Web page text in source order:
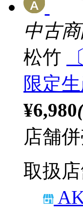
中古
松竹
限定
¥6,980
店舗
取扱